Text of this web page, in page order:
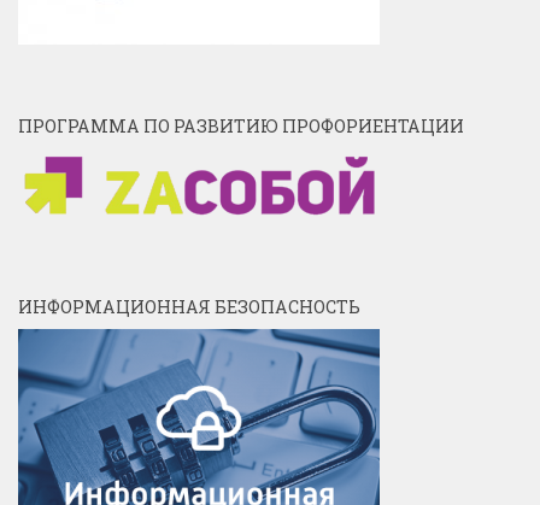
ПРОГРАММА ПО РАЗВИТИЮ ПРОФОРИЕНТАЦИИ
ИНФОРМАЦИОННАЯ БЕЗОПАСНОСТЬ